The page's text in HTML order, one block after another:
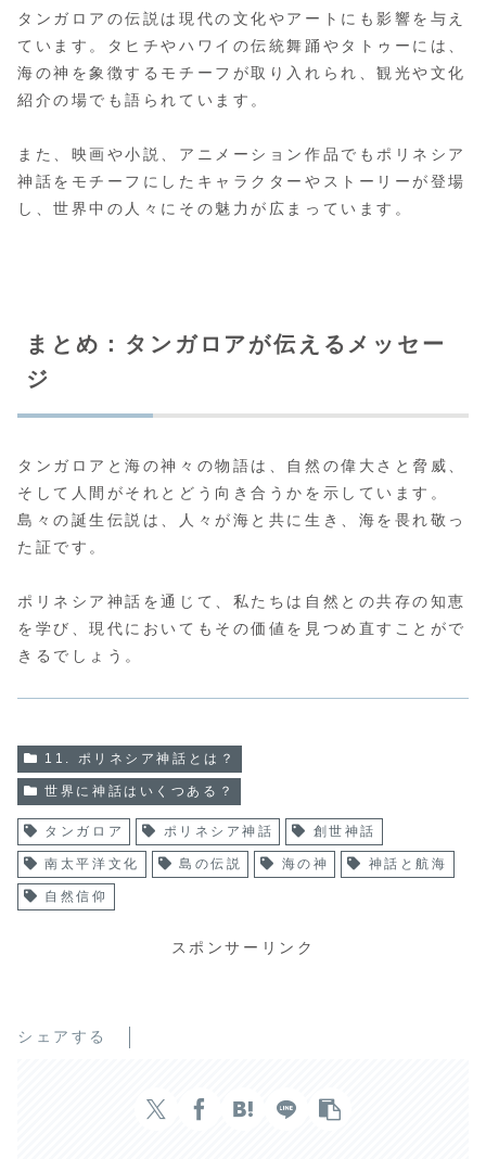
タンガロアの伝説は現代の文化やアートにも影響を与え
ています。タヒチやハワイの伝統舞踊やタトゥーには、
海の神を象徴するモチーフが取り入れられ、観光や文化
紹介の場でも語られています。
また、映画や小説、アニメーション作品でもポリネシア
神話をモチーフにしたキャラクターやストーリーが登場
し、世界中の人々にその魅力が広まっています。
まとめ：タンガロアが伝えるメッセー
ジ
タンガロアと海の神々の物語は、自然の偉大さと脅威、
そして人間がそれとどう向き合うかを示しています。
島々の誕生伝説は、人々が海と共に生き、海を畏れ敬っ
た証です。
ポリネシア神話を通じて、私たちは自然との共存の知恵
を学び、現代においてもその価値を見つめ直すことがで
きるでしょう。
11. ポリネシア神話とは？
世界に神話はいくつある？
タンガロア ポリネシア神話 創世神話
南太平洋文化 島の伝説 海の神 神話と航海
自然信仰
スポンサーリンク
シェアする